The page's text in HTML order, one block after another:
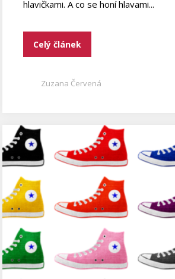
hlavičkami. A co se honí hlavami...
Celý článek
Zuzana Červená